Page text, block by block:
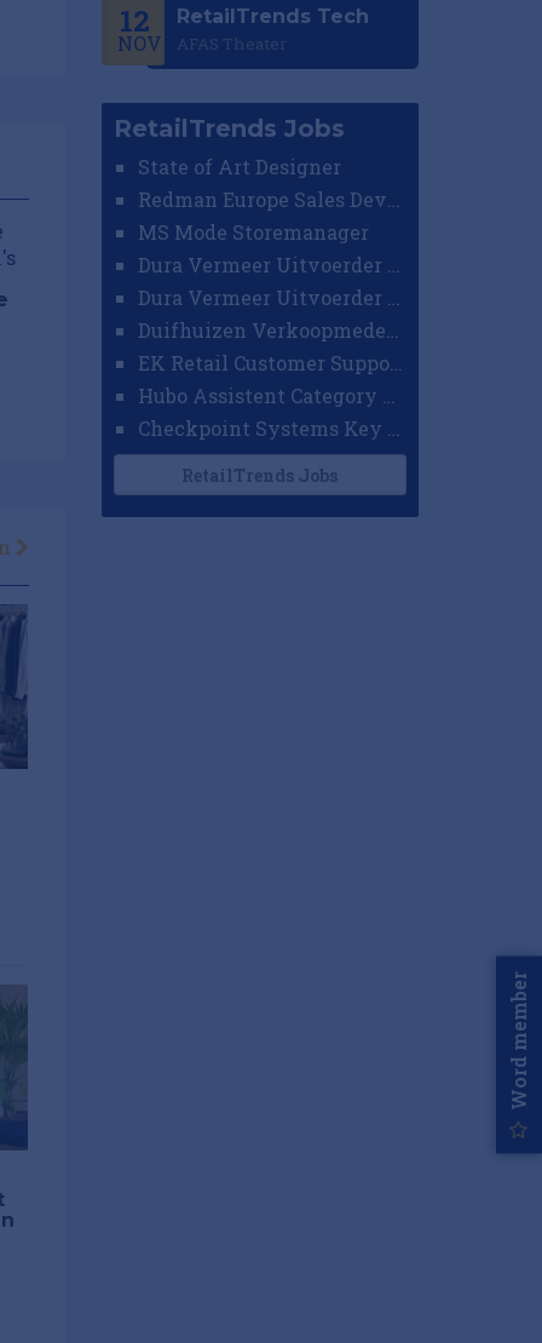
12
NOV
RetailTrends Tech
AFAS Theater
RetailTrends Jobs
State of Art Designer
MS Mode Storemanager
EK Retail Customer Support Omnichannel
RetailTrends Jobs
Word member